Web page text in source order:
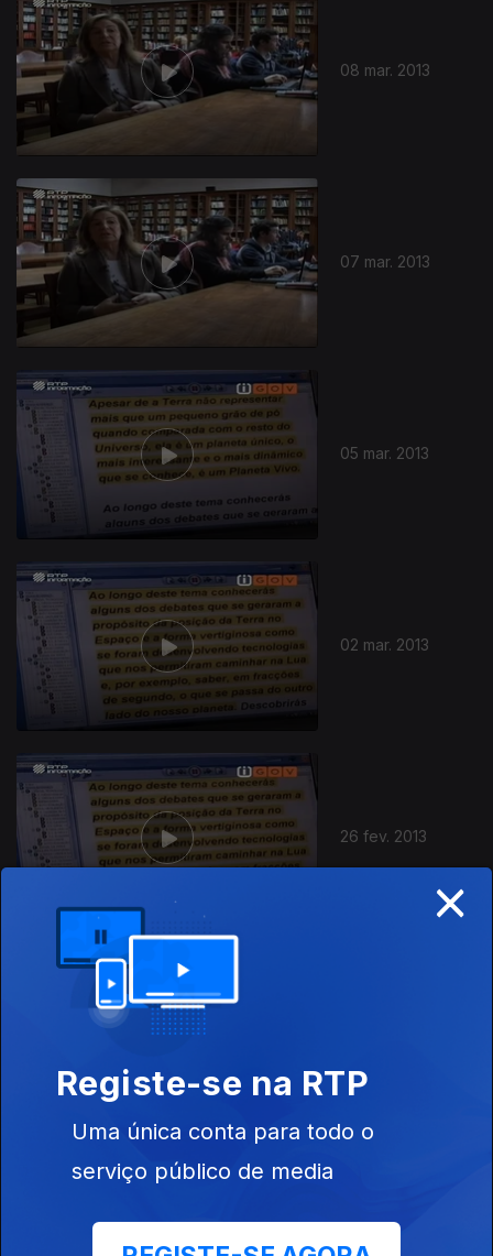
08 mar. 2013
07 mar. 2013
05 mar. 2013
02 mar. 2013
26 fev. 2013
109170
23 fev. 2013
×
Registe-se na RTP
Uma única conta para todo o
serviço público de media